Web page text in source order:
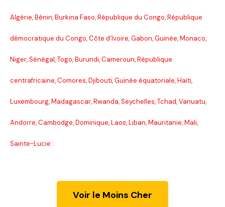
Algérie, Bénin, Burkina Faso, République du Congo, République
démocratique du Congo, Côte d’Ivoire, Gabon, Guinée, Monaco,
Niger, Sénégal, Togo, Burundi, Cameroun, République
centrafricaine, Comores, Djibouti, Guinée équatoriale, Haïti,
Luxembourg, Madagascar, Rwanda, Seychelles, Tchad, Vanuatu,
Andorre, Cambodge, Dominique, Laos, Liban, Mauritanie, Mali,
Sainte-Lucie :
Voir le Moins Cher